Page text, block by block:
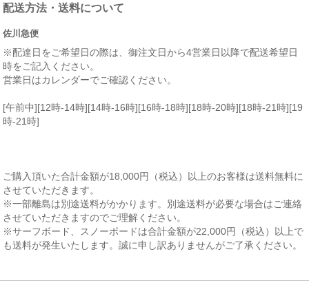
配送方法・送料について
佐川急便
※配達日をご希望日の際は、御注文日から4営業日以降で配送希望日
時をご記入ください。
営業日はカレンダーでご確認ください。
[午前中][12時-14時][14時-16時][16時-18時][18時-20時][18時-21時][19
時-21時]
ご購入頂いた合計金額が18,000円（税込）以上のお客様は送料無料に
させていただきます。
※一部離島は別途送料がかかります。別途送料が必要な場合はご連絡
させていただきますのでご理解ください。
※サーフボード、スノーボードは合計金額が22,000円（税込）以上で
も送料が発生いたします。誠に申し訳ありませんがご了承ください。